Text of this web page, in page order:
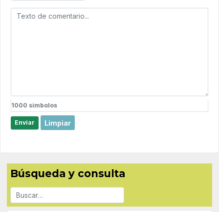
1000 simbolos
Enviar Limpiar
Búsqueda y consulta
Buscar